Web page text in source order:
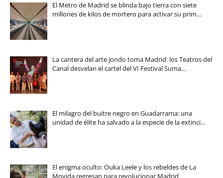
El Metro de Madrid se blinda bajo tierra con siete
millones de kilos de mortero para activar su prim…
La cantera del arte jondo toma Madrid: los Teatros del
Canal desvelan el cartel del VI Festival Suma…
El milagro del buitre negro en Guadarrama: una
unidad de élite ha salvado a la especie de la extinci…
El enigma oculto: Ouka Leele y los rebeldes de La
Movida regresan para revolucionar Madrid